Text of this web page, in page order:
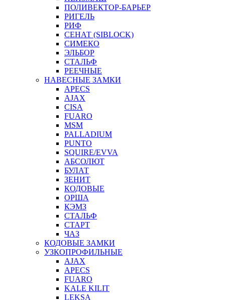
ПОЛИВЕКТОР-БАРЬЕР
РИГЕЛЬ
РИФ
СЕНАТ (SIBLOCK)
СИМЕКО
ЭЛЬБОР
СТАЛЬФ
РЕЕЧНЫЕ
НАВЕСНЫЕ ЗАМКИ
APECS
AJAX
CISA
FUARO
MSM
PALLADIUM
PUNTO
SQUIRE/EVVA
АБСОЛЮТ
БУЛАТ
ЗЕНИТ
КОДОВЫЕ
ОРША
КЭМЗ
СТАЛЬФ
СТАРТ
ЧАЗ
КОДОВЫЕ ЗАМКИ
УЗКОПРОФИЛЬНЫЕ
AJAX
APECS
FUARO
KALE KILIT
LEKSA